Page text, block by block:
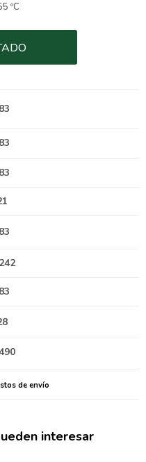
ºC
de envío
interesar